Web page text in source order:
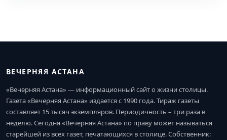
ВЕЧЕРНЯЯ АСТАНА
«Вечерняя Астана» — информационный сайт о жизни столицы.
Газета «Вечерняя Астана» издается с 1990 года. Тираж газеты
составляет 15 тысяч экземпляров. Периодичность – три раза в
неделю. Сегодня «Вечерняя Астана» по праву может называться
старейшей из всех газет, печатающихся в столице. Собственник: